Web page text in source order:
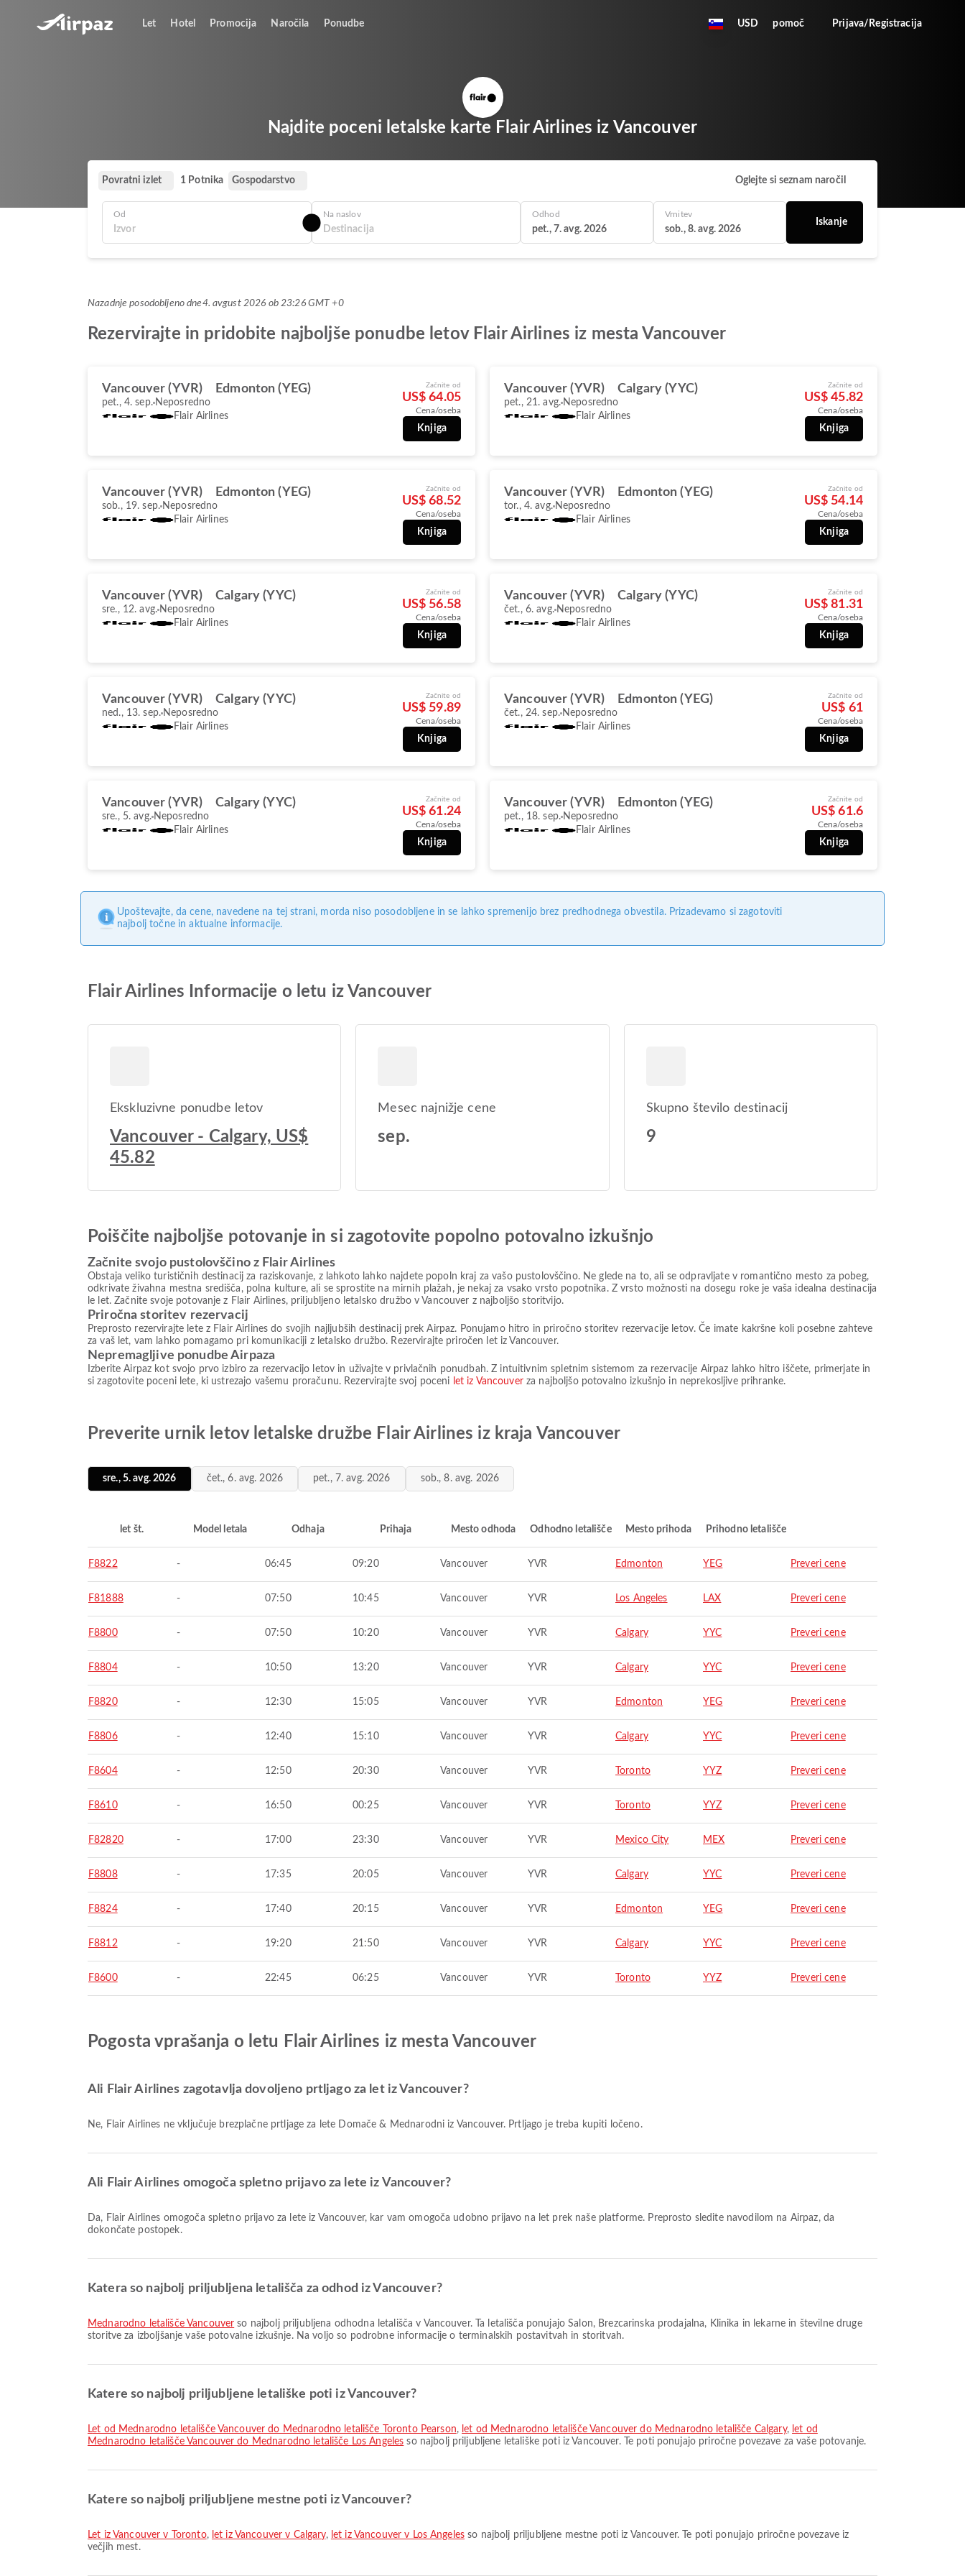
Let Hotel Promocija Naročila Ponudbe USD pomoč Prijava/Registracija
Najdite poceni letalske karte Flair Airlines iz Vancouver
Povratni izlet 1 Potnika Gospodarstvo Oglejte si seznam naročil
Od Na naslov Odhod
pet., 7. avg. 2026
Vrnitev
sob., 8. avg. 2026
Iskanje
Nazadnje posodobljeno dne4. avgust 2026 ob 23:26 GMT +0
Rezervirajte in pridobite najboljše ponudbe letov Flair Airlines iz mesta Vancouver
Vancouver (YVR) Edmonton (YEG)
pet., 4. sep. Neposredno
Flair Airlines
Začnite od
US$ 64.05
Cena/oseba
Knjiga
Vancouver (YVR) Calgary (YYC)
pet., 21. avg. Neposredno
Flair Airlines
Začnite od
US$ 45.82
Cena/oseba
Knjiga
Vancouver (YVR) Edmonton (YEG)
sob., 19. sep. Neposredno
Flair Airlines
Začnite od
US$ 68.52
Cena/oseba
Knjiga
Vancouver (YVR) Edmonton (YEG)
tor., 4. avg. Neposredno
Flair Airlines
Začnite od
US$ 54.14
Cena/oseba
Knjiga
Vancouver (YVR) Calgary (YYC)
sre., 12. avg. Neposredno
Flair Airlines
Začnite od
US$ 56.58
Cena/oseba
Knjiga
Vancouver (YVR) Calgary (YYC)
čet., 6. avg. Neposredno
Flair Airlines
Začnite od
US$ 81.31
Cena/oseba
Knjiga
Vancouver (YVR) Calgary (YYC)
ned., 13. sep. Neposredno
Flair Airlines
Začnite od
US$ 59.89
Cena/oseba
Knjiga
Vancouver (YVR) Edmonton (YEG)
čet., 24. sep. Neposredno
Flair Airlines
Začnite od
US$ 61
Cena/oseba
Knjiga
Vancouver (YVR) Calgary (YYC)
sre., 5. avg. Neposredno
Flair Airlines
Začnite od
US$ 61.24
Cena/oseba
Knjiga
Vancouver (YVR) Edmonton (YEG)
pet., 18. sep. Neposredno
Flair Airlines
Začnite od
US$ 61.6
Cena/oseba
Knjiga
Upoštevajte, da cene, navedene na tej strani, morda niso posodobljene in se lahko spremenijo brez predhodnega obvestila. Prizadevamo si zagotoviti
najbolj točne in aktualne informacije.
Flair Airlines Informacije o letu iz Vancouver
Ekskluzivne ponudbe letov
Vancouver - Calgary, US$
45.82
Mesec najnižje cene
sep.
Skupno število destinacij
9
Poiščite najboljše potovanje in si zagotovite popolno potovalno izkušnjo
Začnite svojo pustolovščino z Flair Airlines
Obstaja veliko turističnih destinacij za raziskovanje, z lahkoto lahko najdete popoln kraj za vašo pustolovščino. Ne glede na to, ali se odpravljate v romantično mesto za pobeg,
odkrivate živahna mestna središča, polna kulture, ali se sprostite na mirnih plažah, je nekaj za vsako vrsto popotnika. Z vrsto možnosti na dosegu roke je vaša idealna destinacija
le let. Začnite svoje potovanje z Flair Airlines, priljubljeno letalsko družbo v Vancouver z najboljšo storitvijo.
Priročna storitev rezervacij
Preprosto rezervirajte lete z Flair Airlines do svojih najljubših destinacij prek Airpaz. Ponujamo hitro in priročno storitev rezervacije letov. Če imate kakršne koli posebne zahteve
za vaš let, vam lahko pomagamo pri komunikaciji z letalsko družbo. Rezervirajte priročen let iz Vancouver.
Nepremagljive ponudbe Airpaza
Izberite Airpaz kot svojo prvo izbiro za rezervacijo letov in uživajte v privlačnih ponudbah. Z intuitivnim spletnim sistemom za rezervacije Airpaz lahko hitro iščete, primerjate in
si zagotovite poceni lete, ki ustrezajo vašemu proračunu. Rezervirajte svoj poceni let iz Vancouverza najboljšo potovalno izkušnjo in neprekosljive prihranke.
Preverite urnik letov letalske družbe Flair Airlines iz kraja Vancouver
sre., 5. avg. 2026 čet., 6. avg. 2026 pet., 7. avg. 2026 sob., 8. avg. 2026
let št. Model letala Odhaja Prihaja Mesto odhoda Odhodno letališče Mesto prihoda Prihodno letališče
F8822 - 06:45 09:20 Vancouver YVR Edmonton YEG Preveri cene
F81888 - 07:50 10:45 Vancouver YVR Los Angeles LAX Preveri cene
F8800 - 07:50 10:20 Vancouver YVR Calgary YYC Preveri cene
F8804 - 10:50 13:20 Vancouver YVR Calgary YYC Preveri cene
F8820 - 12:30 15:05 Vancouver YVR Edmonton YEG Preveri cene
F8806 - 12:40 15:10 Vancouver YVR Calgary YYC Preveri cene
F8604 - 12:50 20:30 Vancouver YVR Toronto YYZ Preveri cene
F8610 - 16:50 00:25 Vancouver YVR Toronto YYZ Preveri cene
F82820 - 17:00 23:30 Vancouver YVR Mexico City MEX Preveri cene
F8808 - 17:35 20:05 Vancouver YVR Calgary YYC Preveri cene
F8824 - 17:40 20:15 Vancouver YVR Edmonton YEG Preveri cene
F8812 - 19:20 21:50 Vancouver YVR Calgary YYC Preveri cene
F8600 - 22:45 06:25 Vancouver YVR Toronto YYZ Preveri cene
Pogosta vprašanja o letu Flair Airlines iz mesta Vancouver
Ali Flair Airlines zagotavlja dovoljeno prtljago za let iz Vancouver?
Ne, Flair Airlines ne vključuje brezplačne prtljage za lete Domače & Mednarodni iz Vancouver. Prtljago je treba kupiti ločeno.
Ali Flair Airlines omogoča spletno prijavo za lete iz Vancouver?
Da, Flair Airlines omogoča spletno prijavo za lete iz Vancouver, kar vam omogoča udobno prijavo na let prek naše platforme. Preprosto sledite navodilom na Airpaz, da
dokončate postopek.
Katera so najbolj priljubljena letališča za odhod iz Vancouver?
Mednarodno letališče Vancouver so najbolj priljubljena odhodna letališča v Vancouver. Ta letališča ponujajo Salon, Brezcarinska prodajalna, Klinika in lekarne in številne druge
storitve za izboljšanje vaše potovalne izkušnje. Na voljo so podrobne informacije o terminalskih postavitvah in storitvah.
Katere so najbolj priljubljene letališke poti iz Vancouver?
let od Mednarodno letališče Vancouver do Mednarodno letališče Toronto Pearson, let od Mednarodno letališče Vancouver do Mednarodno letališče Calgary, let od
Mednarodno letališče Vancouver do Mednarodno letališče Los Angeles so najbolj priljubljene letališke poti iz Vancouver. Te poti ponujajo priročne povezave za vaše potovanje.
Katere so najbolj priljubljene mestne poti iz Vancouver?
let iz Vancouver v Toronto, let iz Vancouver v Calgary, let iz Vancouver v Los Angeles so najbolj priljubljene mestne poti iz Vancouver. Te poti ponujajo priročne povezave iz
večjih mest.